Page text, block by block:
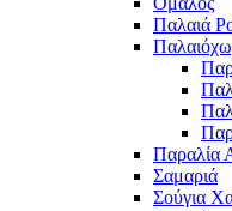
Παλαιά
Παραλία
Σαμαριά
Σούγια